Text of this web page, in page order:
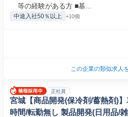
等の経験がある方 ■基...
中途入社50％以上 +10個
この企業の類似求人
正社員
宮城【商品開発(保冷剤/蓄熱剤)
時間/転勤無し 製品開発(日用品/